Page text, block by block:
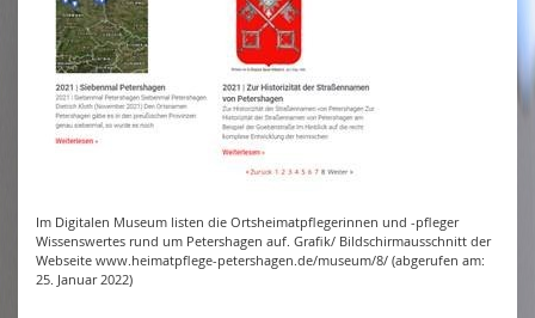
Im Digitalen Museum listen die Ortsheimatpflegerinnen und -pfleger
Wissenswertes rund um Petershagen auf. Grafik/ Bildschirmausschnitt der
Webseite www.heimatpflege-petershagen.de/museum/8/ (abgerufen am:
25. Januar 2022)